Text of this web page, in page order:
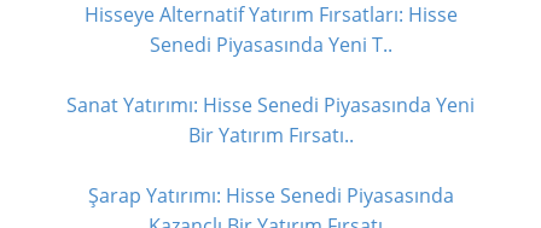
Hisseye Alternatif Yatırım Fırsatları: Hisse
Senedi Piyasasında Yeni T..
Sanat Yatırımı: Hisse Senedi Piyasasında Yeni
Bir Yatırım Fırsatı..
Şarap Yatırımı: Hisse Senedi Piyasasında